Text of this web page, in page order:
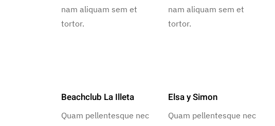
nam aliquam sem et
tortor.
nam aliquam sem et
tortor.
Beachclub La Illeta
Quam pellentesque nec
Elsa y Simon
Quam pellentesque nec